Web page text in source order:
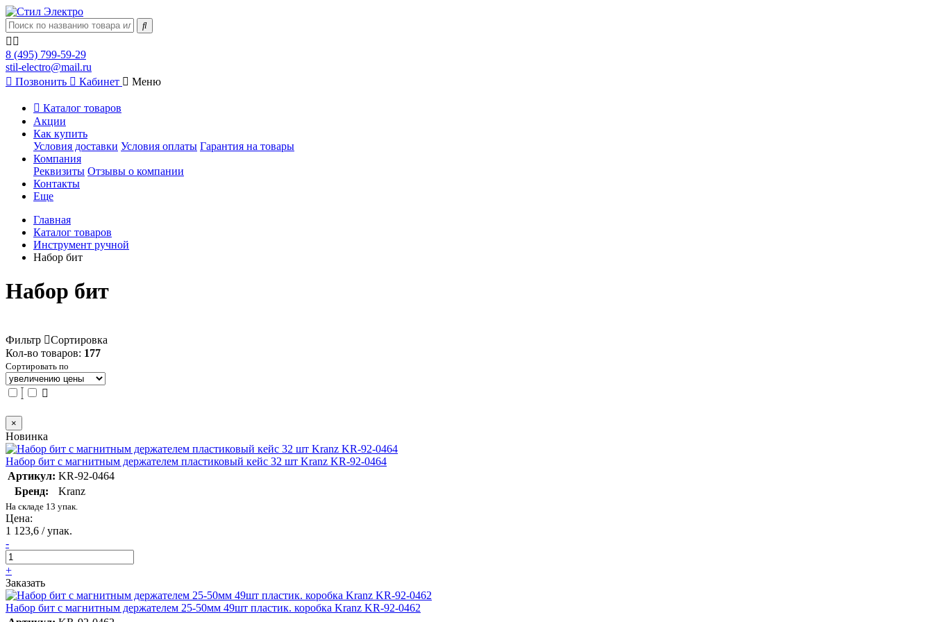
8 (495) 799-59-29
stil-electro@mail.ru
Позвонить
Кабинет Меню
Каталог товаров
Акции
Как купить
Условия доставки Условия оплаты Гарантия на товары
Компания
Реквизиты Отзывы о компании
Контакты
Еще
Главная
Каталог товаров
Инструмент ручной
Набор бит
Набор бит
Фильтр
Сортировка
Кол-во товаров: 177
Сортировать по
×
Новинка
Набор бит с магнитным держателем пластиковый кейс 32 шт Kranz KR-92-0464
Артикул: KR-92-0464
Бренд:
Kranz
На складе 13 упак.
Цена:
1 123,6 / упак.
-
+
Заказать
Набор бит с магнитным держателем 25-50мм 49шт пластик. коробка Kranz KR-92-0462